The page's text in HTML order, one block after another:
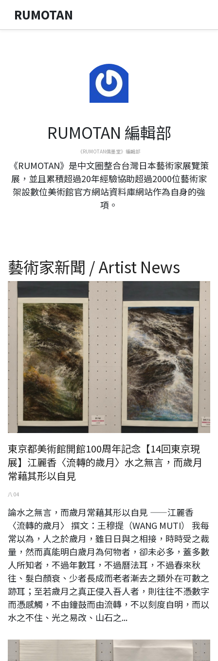
RUMOTAN
RUMOTAN 編輯部
《RUMOTAN儒墨堂》編輯部
《RUMOTAN》是中文圈整合台灣日本藝術家展覽策
展，並且累積超過20年經驗協助超過2000位藝術家
架設數位美術館官方網站資料庫網站作為自身的強
項。
藝術家新聞 / Artist News
東京都美術館開館100周年記念【14回東京現
展】江麗香〈流轉的歲月〉水之無言，而歲月
常藉其形以自見
八 04
論水之無言，而歲月常藉其形以自見 ——江麗香
〈流轉的歲月〉 撰文：王穆提（WANG MUTI） 我每
常以為，人之於歲月，雖日日與之相接，時時受之裁
量，然而真能明白歲月為何物者，卻未必多，蓋多數
人所知者，不過年數耳，不過曆法耳，不過春來秋
往、髮白顏衰、少者長成而老者漸去之類外在可數之
跡耳；至若歲月之真正侵入吾人者，則往往不憑數字
而憑感觸，不由鐘鼓而由流轉，不以刻度自明，而以
水之不住、光之易改、山石之...